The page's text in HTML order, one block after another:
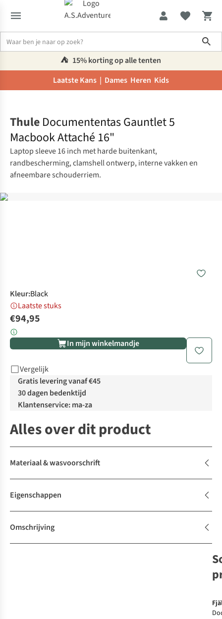
⛺️ 15% korting op alle tenten
Laatste Kans | Dames Heren Kids
Thule Documententas Gauntlet 5
Macbook Attaché 16"
Laptop sleeve 16 inch met harde buitenkant,
randbescherming, clamshell ontwerp, interne vakken en
afneembare schouderriem.
Kleur:Black
Laatste stuks
€94,95
In mijn winkelmandje
Vergelijk
Gratis levering vanaf €45
30 dagen bedenktijd
Klantenservice: ma-za
Alles over dit product
Materiaal & wasvoorschrift
Eigenschappen
Omschrijving